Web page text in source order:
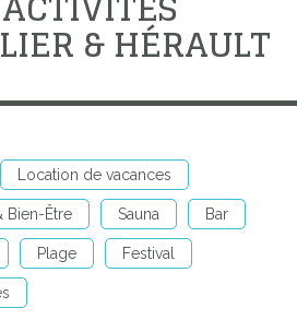
& HÉRAULT
Location de vacances
Bien-Être Sauna Bar
Plage Festival